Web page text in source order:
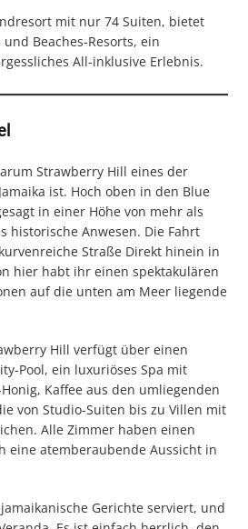
mit nur 74 Suiten, bietet
Beaches-Resorts, ein
All-inklusive Erlebnis.
Strawberry Hill eines der
ist. Hoch oben in den Blue
in einer Höhe von mehr als
historische Anwesen. Die Fahrt
Straße Direkt hinein in
hier habt ihr einen spektakulären
auf die unten am Meer liegende
Hill verfügt über einen
Pool, ein luxuriöses Spa mit
Kaffee aus den umliegenden
von Studio-Suiten bis zu Villen mit
Alle Zimmer haben einen
eine atemberaubende Aussicht in
Gerichte serviert, und